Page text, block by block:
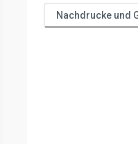
Nachdrucke und